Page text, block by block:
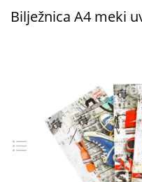
Bilježnica A4 meki